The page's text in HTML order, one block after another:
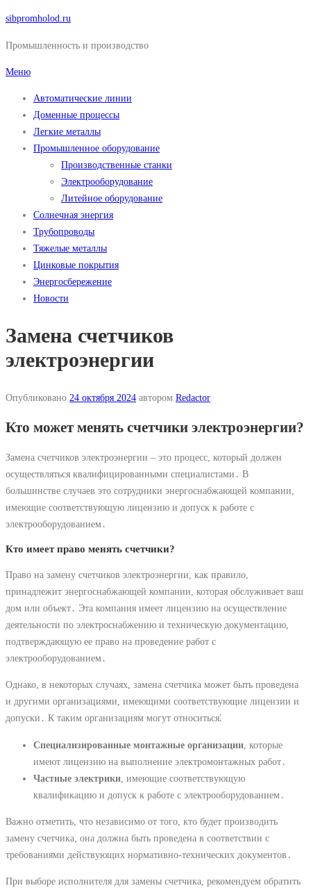
Перейти
содержимому
sibpromholod.ru
Промышленность и производство
Меню
Автоматические линии
Доменные процессы
Легкие металлы
Промышленное оборудование
Производственные станки
Электрооборудование
Литейное оборудование
Солнечная энергия
Трубопроводы
Тяжелые металлы
Цинковые покрытия
Энергосбережение
Новости
Замена счетчиков
электроэнергии
Опубликовано 24 октября 2024 автором Redactor
Кто может менять счетчики электроэнергии?
Замена счетчиков электроэнергии – это процесс, который должен
осуществляться квалифицированными специалистами․ В
большинстве случаев это сотрудники энергоснабжающей компании,
имеющие соответствующую лицензию и допуск к работе с
электрооборудованием․
Кто имеет право менять счетчики?
Право на замену счетчиков электроэнергии, как правило,
принадлежит энергоснабжающей компании, которая обслуживает ваш
дом или объект․ Эта компания имеет лицензию на осуществление
деятельности по электроснабжению и техническую документацию,
подтверждающую ее право на проведение работ с
электрооборудованием․
Однако, в некоторых случаях, замена счетчика может быть проведена
и другими организациями, имеющими соответствующие лицензии и
допуски․ К таким организациям могут относиться⁚
Специализированные монтажные организации , которые
имеют лицензию на выполнение электромонтажных работ․
Частные электрики , имеющие соответствующую
квалификацию и допуск к работе с электрооборудованием․
Важно отметить, что независимо от того, кто будет производить
замену счетчика, она должна быть проведена в соответствии с
требованиями действующих нормативно-технических документов․
При выборе исполнителя для замены счетчика, рекомендуем обратить